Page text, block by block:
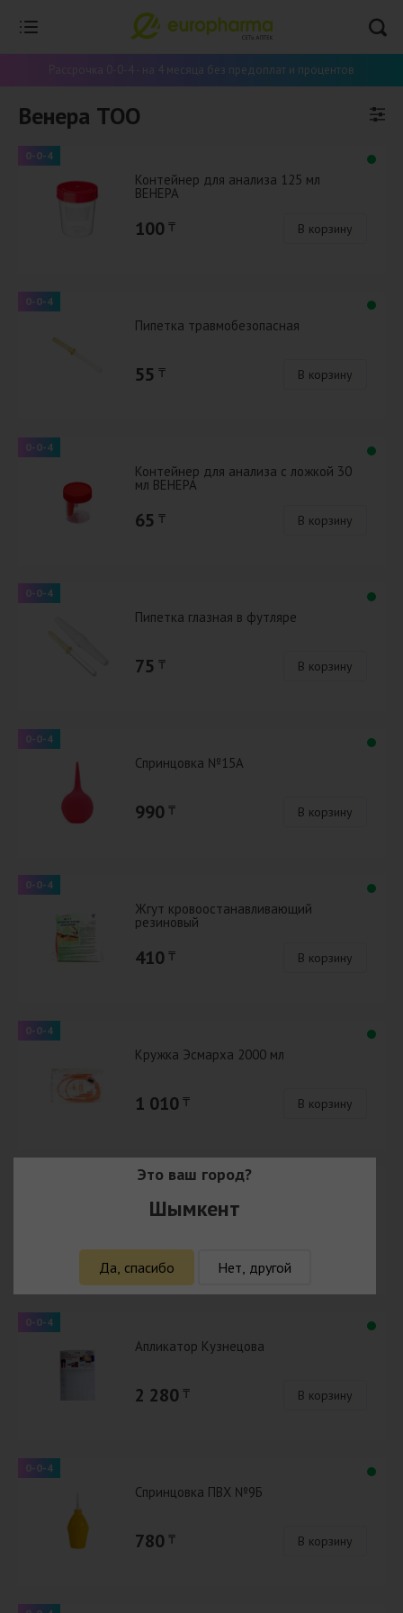
Рассрочка 0-0-4 - на 4 месяца без предоплат и процентов
Венера ТОО
0-0-4
Контейнер для анализа 125 мл
ВЕНЕРА
100 ₸ В корзину
0-0-4
Пипетка травмобезопасная
55 ₸ В корзину
0-0-4
Контейнер для анализа с ложкой 30
мл ВЕНЕРА
65 ₸ В корзину
0-0-4
Пипетка глазная в футляре
75 ₸ В корзину
0-0-4
Спринцовка №15А
990 ₸ В корзину
0-0-4
Жгут кровоостанавливающий
резиновый
410 ₸ В корзину
0-0-4
Кружка Эсмарха 2000 мл
1 010 ₸ В корзину
Мочеприемник 1500 мл
785 ₸
0-0-4
Апликатор Кузнецова
2 280 ₸ В корзину
0-0-4
Спринцовка ПВХ №9Б
780 ₸ В корзину
Это ваш город?
Шымкент
Да, спасибо Нет, другой